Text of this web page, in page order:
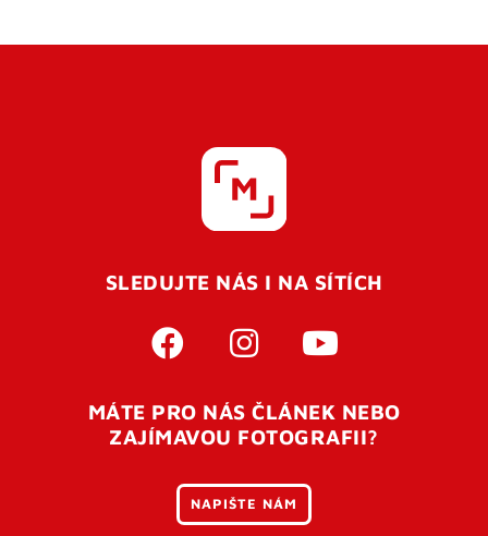
SLEDUJTE NÁS I NA SÍTÍCH
MÁTE PRO NÁS ČLÁNEK NEBO
ZAJÍMAVOU FOTOGRAFII?
NAPIŠTE NÁM